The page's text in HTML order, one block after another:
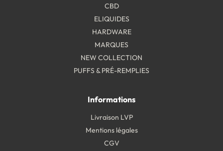
CBD
ELIQUIDES
HARDWARE
MARQUES
NEW COLLECTION
PUFFS & PRÉ-REMPLIES
Informations
Livraison LVP
Mentions légales
CGV